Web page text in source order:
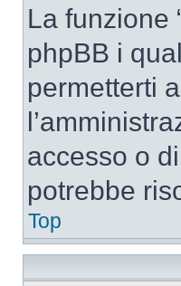
La funzione
phpBB i
permetterti
accesso o
potrebbe
Top